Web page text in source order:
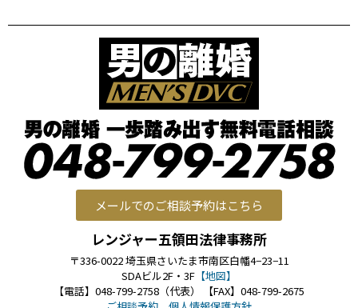
メールでのご相談予約はこちら
レンジャー五領田法律事務所
〒336-0022 埼玉県さいたま市南区白幡4−23−11
SDAビル2F・3F 【地図】
【電話】048-799-2758（代表） 【FAX】048-799-2675